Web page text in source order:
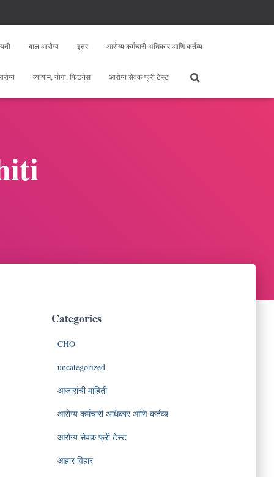
बाल आरोग्य इतर आरोग्य कर्मचारी अधिकार आणि कर्तव्य
व्यायाम, योगा, फिटनेस आरोग्य सेवक फ्री टेस्ट
Categories
CHO
uncategorized
आजारांची माहिती
आरोग्य कर्मचारी अधिकार आणि कर्तव्य
आरोग्य सेवक फ्री टेस्ट
आहार विहार